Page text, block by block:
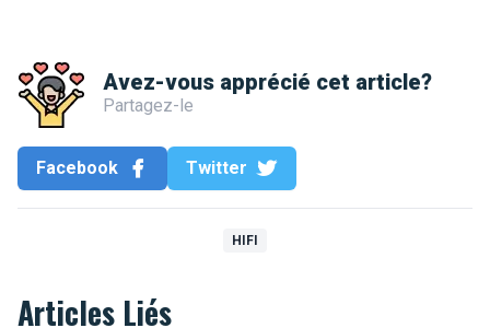
Avez-vous apprécié cet article?
Partagez-le
Facebook Twitter
HIFI
Articles Liés